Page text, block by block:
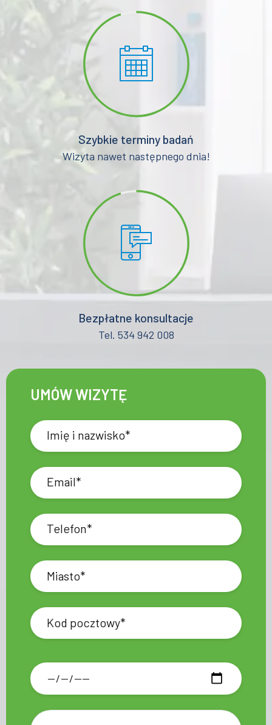
Szybkie terminy badań
Wizyta nawet następnego dnia!
Bezpłatne konsultacje
Tel. 534 942 008
UMÓW WIZYTĘ